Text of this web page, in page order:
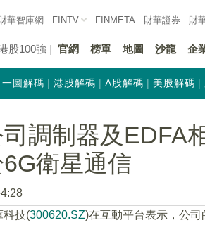
財華智庫網 FINTV FINMETA 財華證券 財
股100強 官網 榜單 地圖 沙龍 企
一圖解碼 港股解碼 A股解碼 美股解碼
調制器及EDFA
衛星通信
科技(300620.SZ)在互動平台表示，公